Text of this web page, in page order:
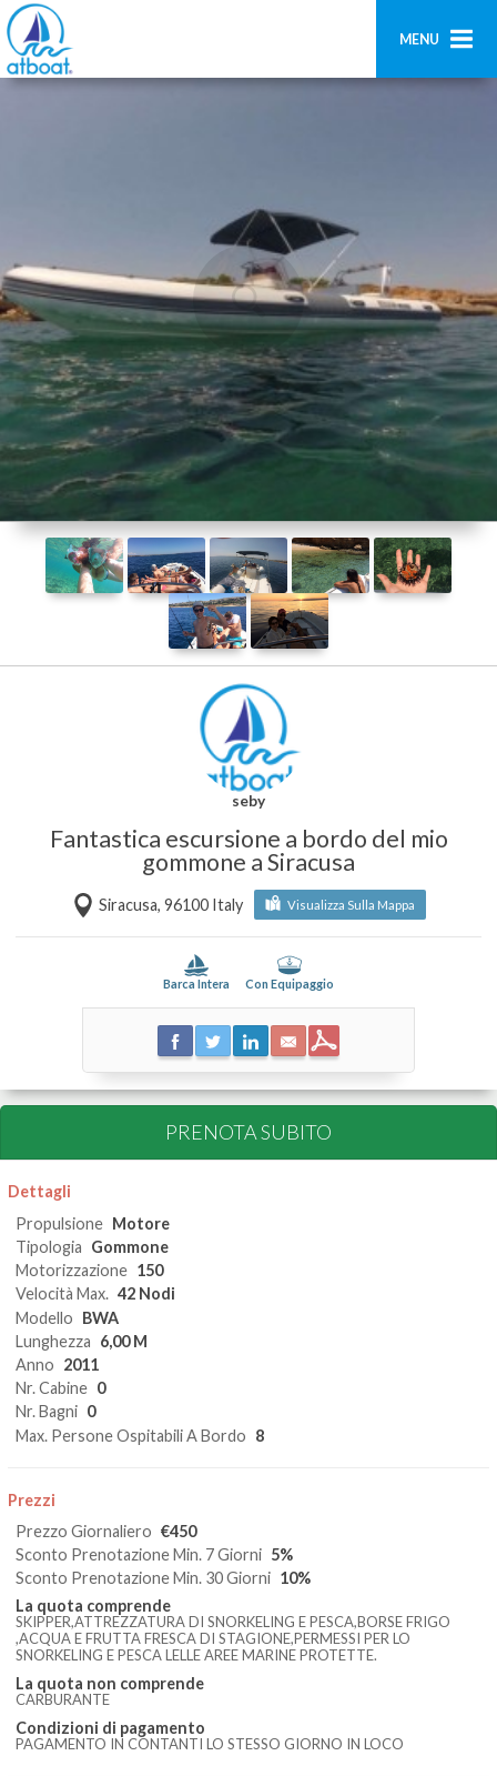
MENU
Aggiungi imbarcazione
Accedi
Registrati
seby
Fantastica escursione a bordo del mio
gommone a Siracusa
Siracusa, 96100 Italy Visualizza Sulla Mappa
Barca Intera Con Equipaggio
PRENOTA SUBITO
Dettagli
Propulsione Motore
Tipologia Gommone
Motorizzazione 150
Velocità Max. 42 Nodi
Modello BWA
Lunghezza 6,00 M
Anno 2011
Nr. Cabine 0
Nr. Bagni 0
Max. Persone Ospitabili A Bordo 8
Prezzi
Prezzo Giornaliero €450
Sconto Prenotazione Min. 7 Giorni 5%
Sconto Prenotazione Min. 30 Giorni 10%
La quota comprende
SKIPPER,ATTREZZATURA DI SNORKELING E PESCA,BORSE FRIGO
,ACQUA E FRUTTA FRESCA DI STAGIONE,PERMESSI PER LO
SNORKELING E PESCA LELLE AREE MARINE PROTETTE.
La quota non comprende
CARBURANTE
Condizioni di pagamento
PAGAMENTO IN CONTANTI LO STESSO GIORNO IN LOCO